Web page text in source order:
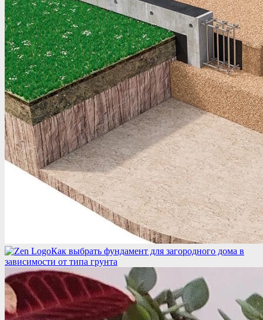
Как выбрать фундамент для загородного дома в
зависимости от типа грунта